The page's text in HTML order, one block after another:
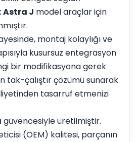
Astra J model araçlar için
montaj kolaylığı ve
kusursuz entegrasyon
bir modifikasyona gerek
tak-çalıştır çözümü sunarak
tasarruf etmenizi
güvencesiyle üretilmiştir.
(OEM) kalitesi, parçanın